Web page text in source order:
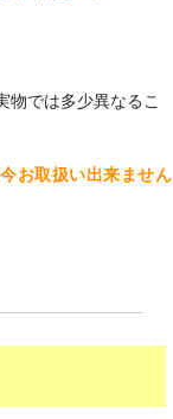
では多少異なるこ
お取扱い出来ません